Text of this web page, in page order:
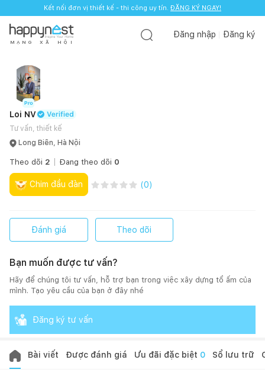
Kết nối đơn vị thiết kế - thi công uy tín. ĐĂNG KÝ NGAY!
M Ạ N G X Ã H Ộ I
Đăng nhập Đăng ký
Loi NV
Tư vấn, thiết kế
Long Biên, Hà Nội
Theo dõi 2 Đang theo dõi 0
Chim đầu đàn (0)
Đánh giá Theo dõi
Bạn muốn được tư vấn?
Hãy để chúng tôi tư vấn, hỗ trợ bạn trong việc xây dựng tổ ấm của
mình. Tạo yêu cầu của bạn ở đây nhé
Đăng ký tư vấn
Bài viết Được đánh giá Ưu đãi đặc biệt 0 Sổ lưu trữ